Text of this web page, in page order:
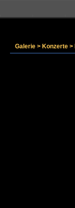
Galerie > Konzerte >